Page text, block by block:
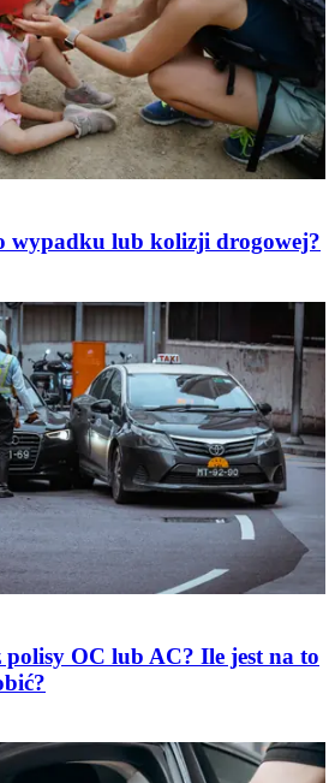
wypadku lub kolizji drogowej?
polisy OC lub AC? Ile jest na to